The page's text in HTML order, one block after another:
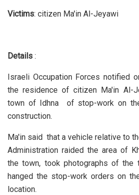
Victims: citizen Ma'in Al-Jeyawi
Details :
Israeli Occupation Forces notified
the residence of citizen Ma'in Al-
town of Idhna of stop-work on
construction.
Ma'in said that a vehicle relative to
Administration raided the area of
the town, took photographs of the
hanged the stop-work orders on
location.